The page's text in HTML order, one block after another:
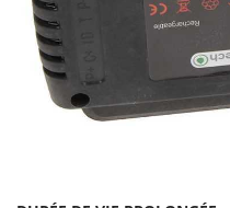
Solidur
Spice Electronics
Spiralmac
Spring Protezione